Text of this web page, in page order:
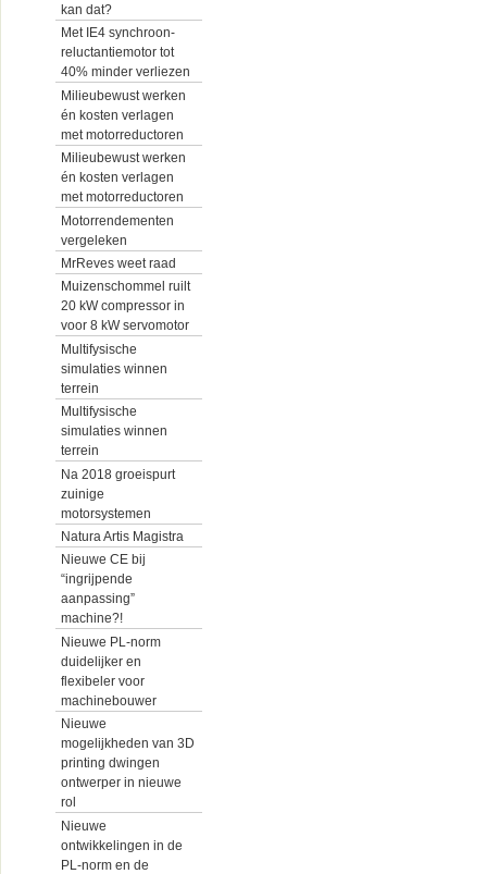
kan dat?
Met IE4 synchroon-
reluctantiemotor tot
40% minder verliezen
Milieubewust werken
én kosten verlagen
met motorreductoren
Milieubewust werken
én kosten verlagen
met motorreductoren
Motorrendementen
vergeleken
MrReves weet raad
Muizenschommel ruilt
20 kW compressor in
voor 8 kW servomotor
Multifysische
simulaties winnen
terrein
Multifysische
simulaties winnen
terrein
Na 2018 groeispurt
zuinige
motorsystemen
Natura Artis Magistra
Nieuwe CE bij
“ingrijpende
aanpassing”
machine?!
Nieuwe PL-norm
duidelijker en
flexibeler voor
machinebouwer
Nieuwe
mogelijkheden van 3D
printing dwingen
ontwerper in nieuwe
rol
Nieuwe
ontwikkelingen in de
PL-norm en de